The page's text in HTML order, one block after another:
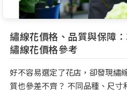
繡線花價格、品質與保障
繡線花價格參考
好不容易選定了花店，卻發現繡
質也參差不齊？ 不同品種、尺寸